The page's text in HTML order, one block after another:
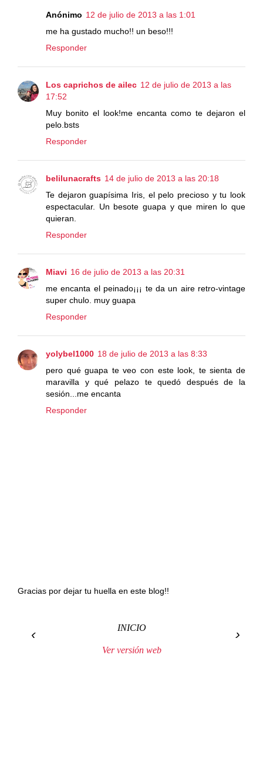
Anónimo 12 de julio de 2013 a las 1:01
me ha gustado mucho!! un beso!!!
Responder
Los caprichos de ailec 12 de julio de 2013 a las
17:52
Muy bonito el look!me encanta como te dejaron el
pelo.bsts
Responder
belilunacrafts 14 de julio de 2013 a las 20:18
Te dejaron guapísima Iris, el pelo precioso y tu look
espectacular. Un besote guapa y que miren lo que
quieran.
Responder
Miavi 16 de julio de 2013 a las 20:31
me encanta el peinado¡¡¡ te da un aire retro-vintage
super chulo. muy guapa
Responder
yolybel1000 18 de julio de 2013 a las 8:33
pero qué guapa te veo con este look, te sienta de
maravilla y qué pelazo te quedó después de la
sesión...me encanta
Responder
Gracias por dejar tu huella en este blog!!
‹ ›
INICIO
Ver versión web